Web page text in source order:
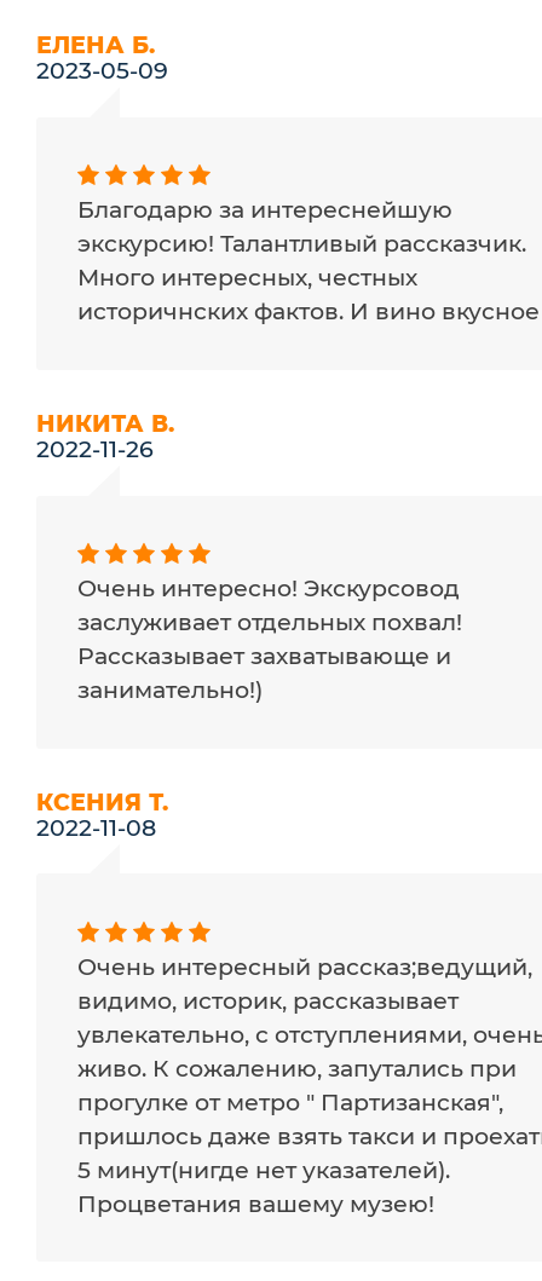
ЕЛЕНА Б.
2023-05-09
Благодарю за интереснейшую
экскурсию! Талантливый рассказчик.
Много интересных, честных
историчнских фактов. И вино вкусное
НИКИТА В.
2022-11-26
Очень интересно! Экскурсовод
заслуживает отдельных похвал!
Рассказывает захватывающе и
занимательно!)
КСЕНИЯ Т.
2022-11-08
Очень интересный рассказ;ведущий,
видимо, историк, рассказывает
увлекательно, с отступлениями,
живо. К сожалению, запутались при
прогулке от метро " Партизанская",
пришлось даже взять такси и
5 минут(нигде нет указателей).
Процветания вашему музею!